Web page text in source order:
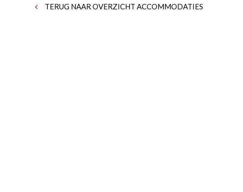
TERUG NAAR OVERZICHT ACCOMMODATIES